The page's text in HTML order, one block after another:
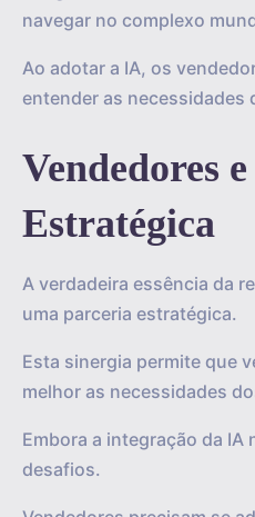
navegar no complexo
Ao adotar a IA, os
entender as necessidades
Vendedores
Estratégica
A verdadeira essência da
uma parceria estratégica.
Esta sinergia permite que
melhor as necessidades
Embora a integração da
desafios.